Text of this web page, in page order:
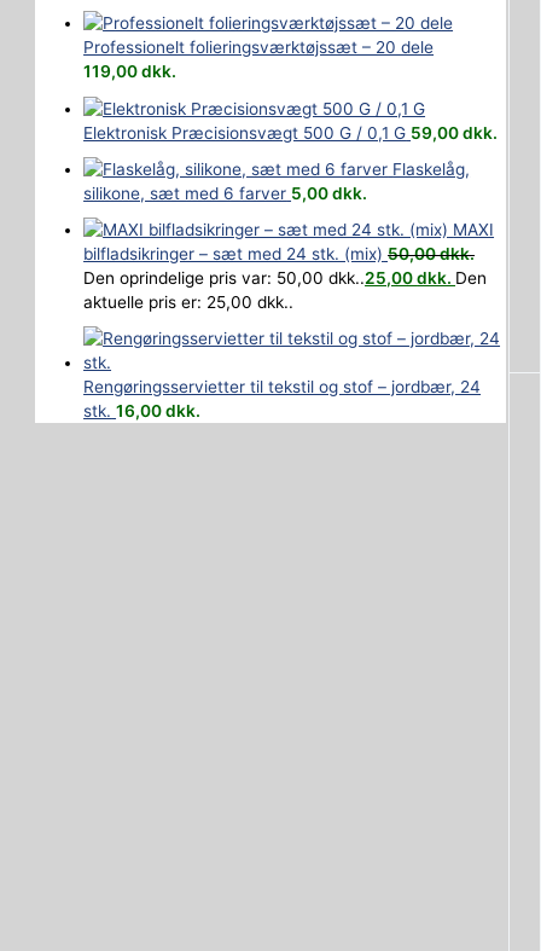
Professionelt folieringsværktøjssæt – 20 dele
119,00dkk.
Elektronisk Præcisionsvægt 500 G / 0,1 G 59,00dkk.
Flaskelåg,
silikone, sæt med 6 farver 5,00dkk.
MAXI
bilfladsikringer – sæt med 24 stk. (mix) 50,00dkk.
Den oprindelige pris var: 50,00 dkk..25,00dkk. Den
aktuelle pris er: 25,00 dkk..
Rengøringsservietter til tekstil og stof – jordbær, 24
stk. 16,00dkk.